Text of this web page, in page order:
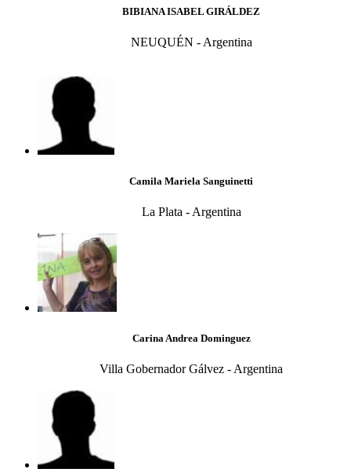
BIBIANA ISABEL GIRÁLDEZ
NEUQUÉN - Argentina
Camila Mariela Sanguinetti
La Plata - Argentina
Carina Andrea Dominguez
Villa Gobernador Gálvez - Argentina